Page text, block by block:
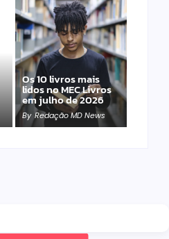
Os 10 livros mais
lidos no MEC Livros
em julho de 2026
By Redação MD News